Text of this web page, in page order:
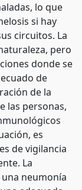
lo que
si hay
circuitos. La
pero
donde se
de
de la
las personas,
es
de vigilancia
La
neumonía